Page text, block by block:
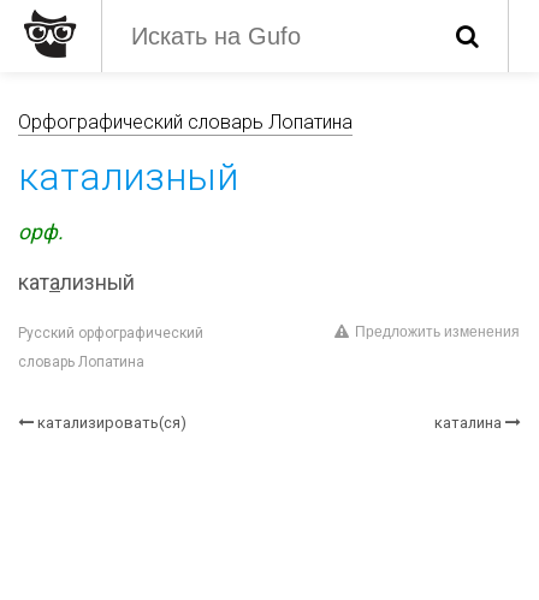
Орфографический словарь Лопатина
катализный
орф.
катализный
Русский орфографический
словарь Лопатина
Предложить изменения
катализировать(ся) каталина